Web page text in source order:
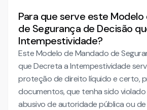
Para que serve este Modelo
de Segurança de Decisão
Intempestividade?
Este Modelo de Mandado de
que Decreta a Intempestividade
proteção de direito líquido e certo,
documentos, que tenha sido
abusivo de autoridade pública ou